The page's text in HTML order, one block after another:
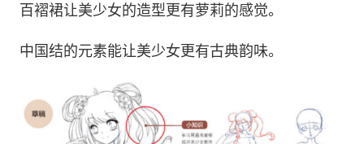
百褶裙让美少女的造型更有萝莉的感觉。
中国结的元素能让美少女更有古典韵味。